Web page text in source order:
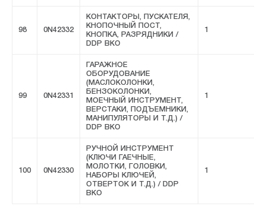
98 0N42332
КОНТАКТОРЫ, ПУСКАТЕЛЯ,
КНОПОЧНЫЙ ПОСТ,
КНОПКА, РАЗРЯДНИКИ /
DDP ВКО
1
99 0N42331
ГАРАЖНОЕ
ОБОРУДОВАНИЕ
(МАСЛОКОЛОНКИ,
БЕНЗОКОЛОНКИ,
МОЕЧНЫЙ ИНСТРУМЕНТ,
ВЕРСТАКИ, ПОДЪЕМНИКИ,
МАНИПУЛЯТОРЫ И Т.Д.) /
DDP ВКО
1
100 0N42330
РУЧНОЙ ИНСТРУМЕНТ
(КЛЮЧИ ГАЕЧНЫЕ,
МОЛОТКИ, ГОЛОВКИ,
НАБОРЫ КЛЮЧЕЙ,
ОТВЕРТОК И Т.Д.) / DDP
ВКО
1